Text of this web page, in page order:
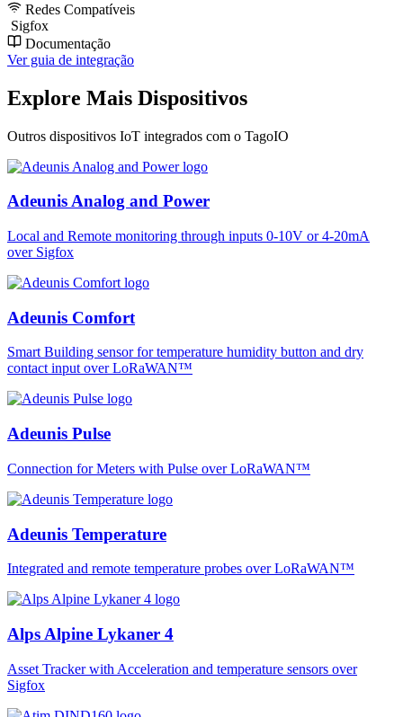
Redes Compatíveis
Sigfox
Documentação
Ver guia de integração
Explore Mais Dispositivos
Outros dispositivos IoT integrados com o TagoIO
Adeunis Analog and Power
Local and Remote monitoring through inputs 0-10V or 4-20mA
over Sigfox
Adeunis Comfort
Smart Building sensor for temperature humidity button and dry
contact input over LoRaWAN™
Adeunis Pulse
Connection for Meters with Pulse over LoRaWAN™
Adeunis Temperature
Integrated and remote temperature probes over LoRaWAN™
Alps Alpine Lykaner 4
Asset Tracker with Acceleration and temperature sensors over
Sigfox